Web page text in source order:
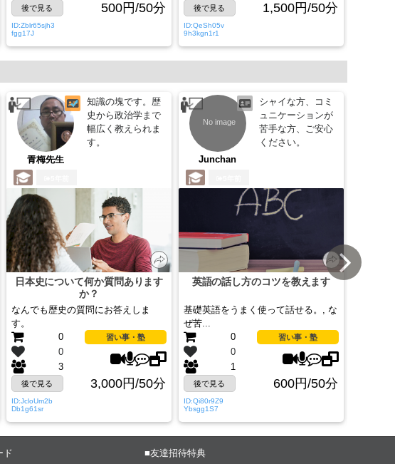
後で見る 500円/50分
ID:Zblr65sjh3
fgg17J
後で見る 1,500円/50分
ID:QeSh05v
9h3kgn1r1
青梅先生
知識の塊です。歴
史から政治学まで
幅広く教えられま
す。
日本史について何か質問あります
か？
なんでも歴史の質問にお答えしま
す。
0
0
3
習い事・塾
後で見る 3,000円/50分
ID:JcloUm2b
Db1g61sr
Junchan
シャイな方、コミ
ュニケーションが
苦手な方、ご安心
ください。
英語の話し方のコツを教えます
基礎英語をうまく使って話せる。, な
ぜ苦...
0
0
1
習い事・塾
後で見る 600円/50分
ID:Qi80r9Z9
Ybsgg1S7
ド
■友達招待特典